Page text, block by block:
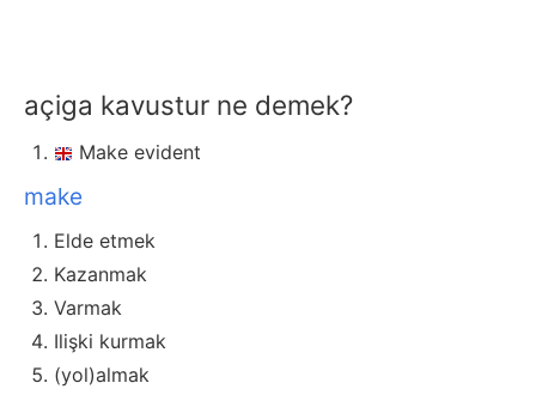
açiga kavustur ne demek?
Make evident
make
Elde etmek
Kazanmak
Varmak
Ilişki kurmak
(yol)almak